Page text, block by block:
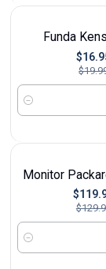
Funda
Cantidad
Monitor
Cantidad